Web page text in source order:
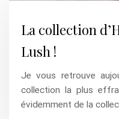
La collection
Lush !
Je vous retrouve
collection la plus
évidemment de la